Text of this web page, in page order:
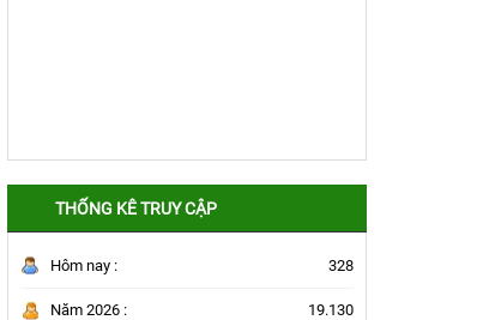
THỐNG KÊ TRUY CẬP
Hôm nay : 328
Năm 2026 : 19.130